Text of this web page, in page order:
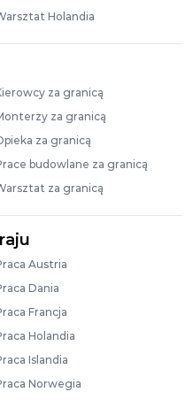
Holandia
za granicą
za granicą
za granicą
budowlane za granicą
za granicą
Austria
Dania
Francja
Holandia
Islandia
Norwegia